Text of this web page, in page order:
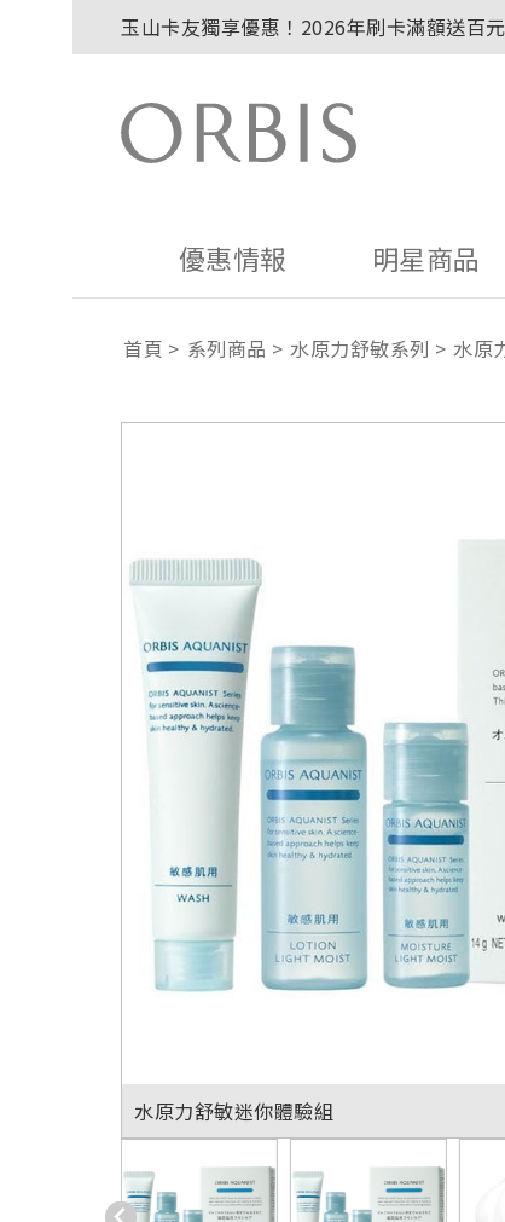
2027年清新會員募集開跑！
全新回饋！聯邦卡友刷卡滿額送百元購物金
贈品贈畢公告：ORBIS針織手提袋
優惠情報 明星商品
首頁 系列商品 水原力舒敏系列 水原
水原力舒敏迷你體驗組